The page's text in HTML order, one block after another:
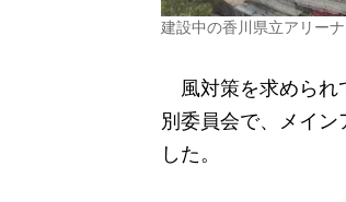
建設中の香川県立アリー
風対策を求められ
別委員会で、メイ
した。